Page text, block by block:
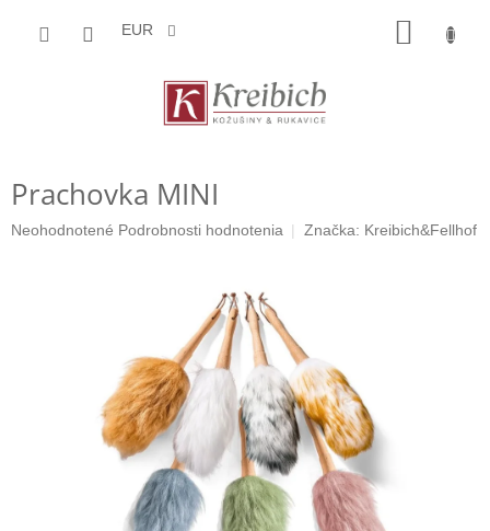
EUR
Prachovka MINI
Priemerné
Neohodnotené Podrobnosti hodnotenia Značka: Kreibich&Fellhof